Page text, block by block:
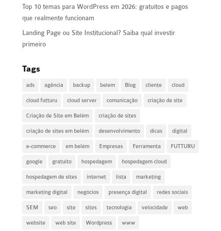
Top 10 temas para WordPress em 2026: gratuitos e pagos
que realmente funcionam
Landing Page ou Site Institucional? Saiba qual investir
primeiro
Tags
ads agência backup belem Blog cliente cloud
cloud futturu cloud server comunicação criação de site
Criação de Site em Belém criação de sites
criação de sites em belém desenvolvimento dicas digital
e-commerce em belém Empresas Ferramenta FUTTURU
google gratuito hospedagem hospedagem cloud
hospedagem de sites internet lista marketing
marketing digital negócios presença digital redes sociais
SEM seo site sites tecnologia velocidade web
website web site Wordpress www